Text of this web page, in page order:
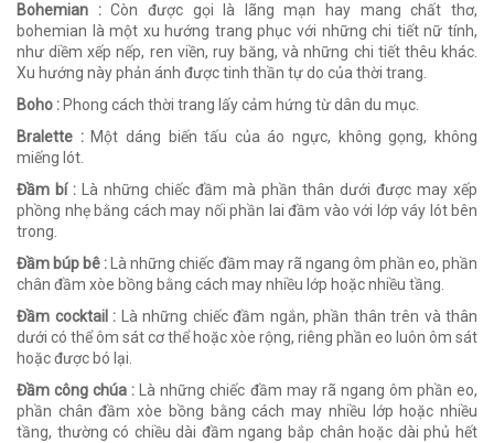
Bohemian :Còn được gọi là lãng mạn hay mang chất thơ,
bohemian là một xu hướng trang phục với những chi tiết nữ tính,
như diềm xếp nếp, ren viền, ruy băng, và những chi tiết thêu khác.
Xu hướng này phản ánh được tinh thần tự do của thời trang.
Boho : Phong cách thời trang lấy cảm hứng từ dân du mục.
Bralette :Một dáng biến tấu của áo ngực, không gọng, không
miếng lót.
Đầm bí : Là những chiếc đầm mà phần thân dưới được may xếp
phồng nhẹ bằng cách may nối phần lai đầm vào với lớp váy lót bên
trong.
Đầm búp bê : Là những chiếc đầm may rã ngang ôm phần eo, phần
chân đầm xòe bồng bằng cách may nhiều lớp hoặc nhiều tầng.
Đầm cocktail : Là những chiếc đầm ngắn, phần thân trên và thân
dưới có thể ôm sát cơ thể hoặc xòe rộng, riêng phần eo luôn ôm sát
hoặc được bó lại.
Đầm công chúa : Là những chiếc đầm may rã ngang ôm phần eo,
phần chân đầm xòe bồng bằng cách may nhiều lớp hoặc nhiều
tầng, thường có chiều dài đầm ngang bắp chân hoặc dài phủ hết